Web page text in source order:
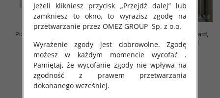
Piżama damska Roz M/L/XL, Mix
kolor Paczka 12 szt
26.00 zł
szczegóły
Piżama damska Roz Standard,
Mix kolor Paczka 12 szt
37.00 zł
szczegóły
Jeżeli klikniesz przycisk „Przejdź dalej” lub
zamkniesz to okno, to wyrazisz zgodę na
przetwarzanie przez OMEZ GROUP Sp. z o.o.
Wyrażenie zgody jest dobrowolne. Zgodę
możesz w każdym momencie wycofać .
Pamiętaj, że wycofanie zgody nie wpływa na
zgodność z prawem przetwarzania
dokonanego wcześniej.